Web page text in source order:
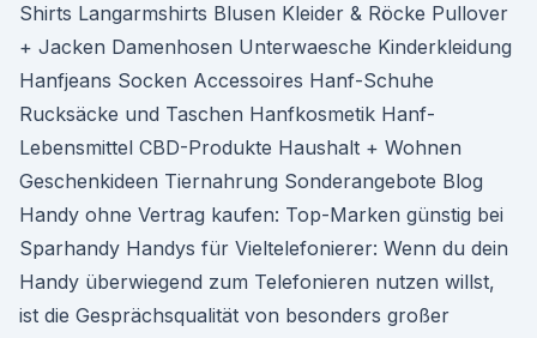
Shirts Langarmshirts Blusen Kleider & Röcke Pullover
+ Jacken Damenhosen Unterwaesche Kinderkleidung
Hanfjeans Socken Accessoires Hanf-Schuhe
Rucksäcke und Taschen Hanfkosmetik Hanf-
Lebensmittel CBD-Produkte Haushalt + Wohnen
Geschenkideen Tiernahrung Sonderangebote Blog
Handy ohne Vertrag kaufen: Top-Marken günstig bei
Sparhandy Handys für Vieltelefonierer: Wenn du dein
Handy überwiegend zum Telefonieren nutzen willst,
ist die Gesprächsqualität von besonders großer